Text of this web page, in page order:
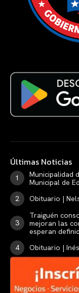
Últimas Noticias
Municipalidad
Municipal de
Obituario |
Traiguén
mejoran las
esperan
Obituario |